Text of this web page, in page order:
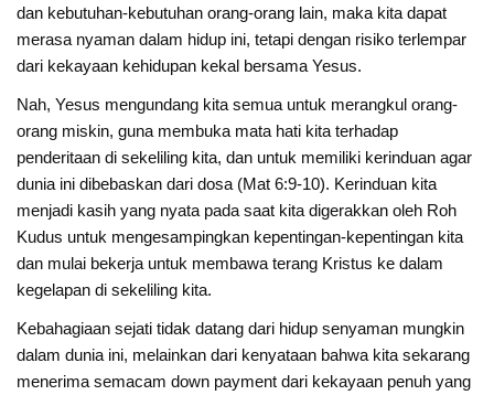
dan kebutuhan-kebutuhan orang-orang lain, maka kita dapat
merasa nyaman dalam hidup ini, tetapi dengan risiko terlempar
dari kekayaan kehidupan kekal bersama Yesus.
Nah, Yesus mengundang kita semua untuk merangkul orang-
orang miskin, guna membuka mata hati kita terhadap
penderitaan di sekeliling kita, dan untuk memiliki kerinduan agar
dunia ini dibebaskan dari dosa (Mat 6:9-10). Kerinduan kita
menjadi kasih yang nyata pada saat kita digerakkan oleh Roh
Kudus untuk mengesampingkan kepentingan-kepentingan kita
dan mulai bekerja untuk membawa terang Kristus ke dalam
kegelapan di sekeliling kita.
Kebahagiaan sejati tidak datang dari hidup senyaman mungkin
dalam dunia ini, melainkan dari kenyataan bahwa kita sekarang
menerima semacam down payment dari kekayaan penuh yang